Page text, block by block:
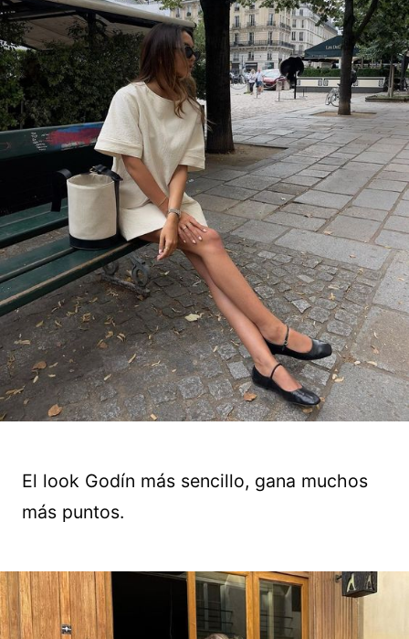
El look Godín más sencillo, gana muchos
más puntos.